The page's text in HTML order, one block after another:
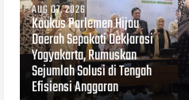
AUG 07, 2026
Kaukus Parlemen Hijau
Daerah Sepakati Deklarasi
Yogyakarta, Rumuskan
Sejumlah Solusi di Tengah
Efisiensi Anggaran